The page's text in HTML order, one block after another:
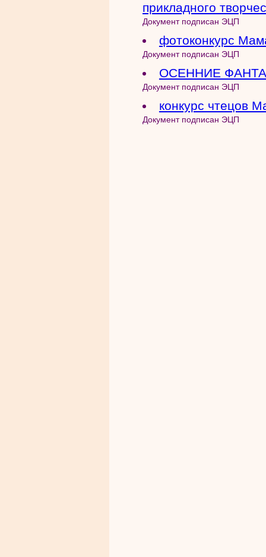
прикладного
Документ подписан ЭЦП
фотоконкурс
Документ подписан ЭЦП
ОСЕННИЕ
Документ подписан ЭЦП
конкурс чтецов
Документ подписан ЭЦП